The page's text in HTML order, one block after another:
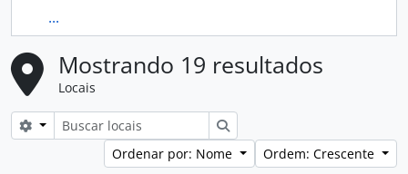
...
Mostrando 19 resultados
Locais
Opções de busca
Buscar
Ordenar por: Nome
Ordem: Crescente